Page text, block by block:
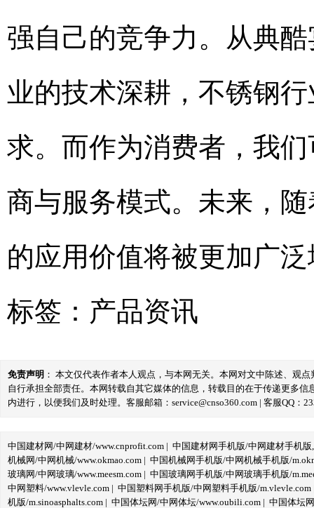
强自己的竞争力。从典
业的技术深耕，不锈钢
求。而作为消费者，我
商与服务模式。未来，
的应用价值将被更加广
标签： 产品资讯
免责声明 ： 本文仅代表作者本人观点，与本网无关。本网对文中陈述、观
自行承担全部责任。本网转载自其它媒体的信息，转载目的在于传递更多
内进行，以便我们及时处理。客服邮箱：service@cnso360.com | 客服QQ：
中国建材网/中网建材/www.cnprofit.com | 中国建材网手机版/中网建材手机版
机械网/中网机械/www.okmao.com | 中国机械网手机版/中网机械手机版/
玻璃网/中网玻璃/www.meesm.com | 中国玻璃网手机版/中网玻璃手机版/
中网塑料/www.vlevle.com | 中国塑料网手机版/中网塑料手机版/m.vlevle.com
机版/m.sinoasphalts.com | 中国体坛网/中网体坛/www.oubili.com | 中国体坛